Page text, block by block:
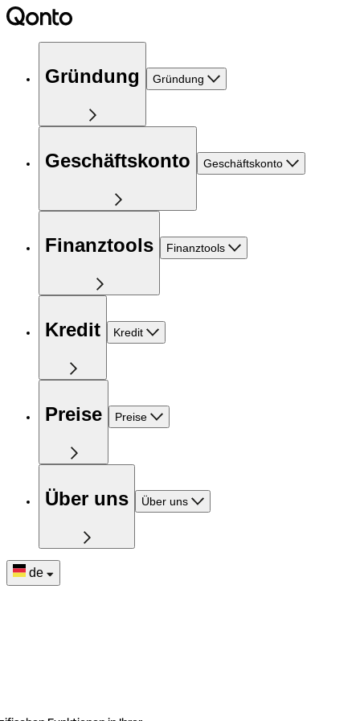
Gründung Gründung
Geschäftskonto Geschäftskonto
Finanztools Finanztools
Kredit Kredit
Preise Preise
Über uns Über uns
de